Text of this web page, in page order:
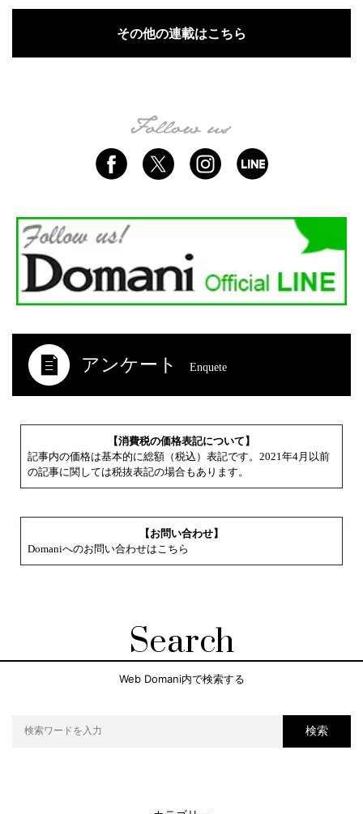
その他の連載はこちら
アンケート Enquete
【消費税の価格表記について】
記事内の価格は基本的に総額（税込）表記です。2021年4月以前
の記事に関しては税抜表記の場合もあります。
【お問い合わせ】
Domaniへのお問い合わせはこちら
Search
Web Domani内で検索する
検索